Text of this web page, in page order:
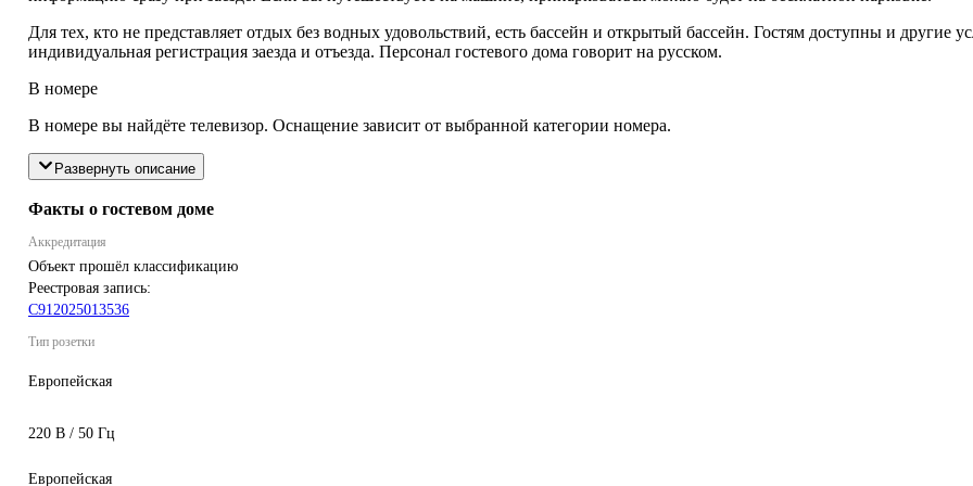
Для тех, кто не представляет отдых без водных удовольствий, есть бассейн и открытый бассейн. Гостям доступны и другие
индивидуальная регистрация заезда и отъезда. Персонал гостевого дома говорит на русском.
В номере
В номере вы найдёте телевизор. Оснащение зависит от выбранной категории номера.
Развернуть описание
Факты о гостевом доме
Аккредитация
Объект прошёл классификацию
Реестровая запись:
С912025013536
Тип розетки
Европейская
220 В / 50 Гц
Европейская